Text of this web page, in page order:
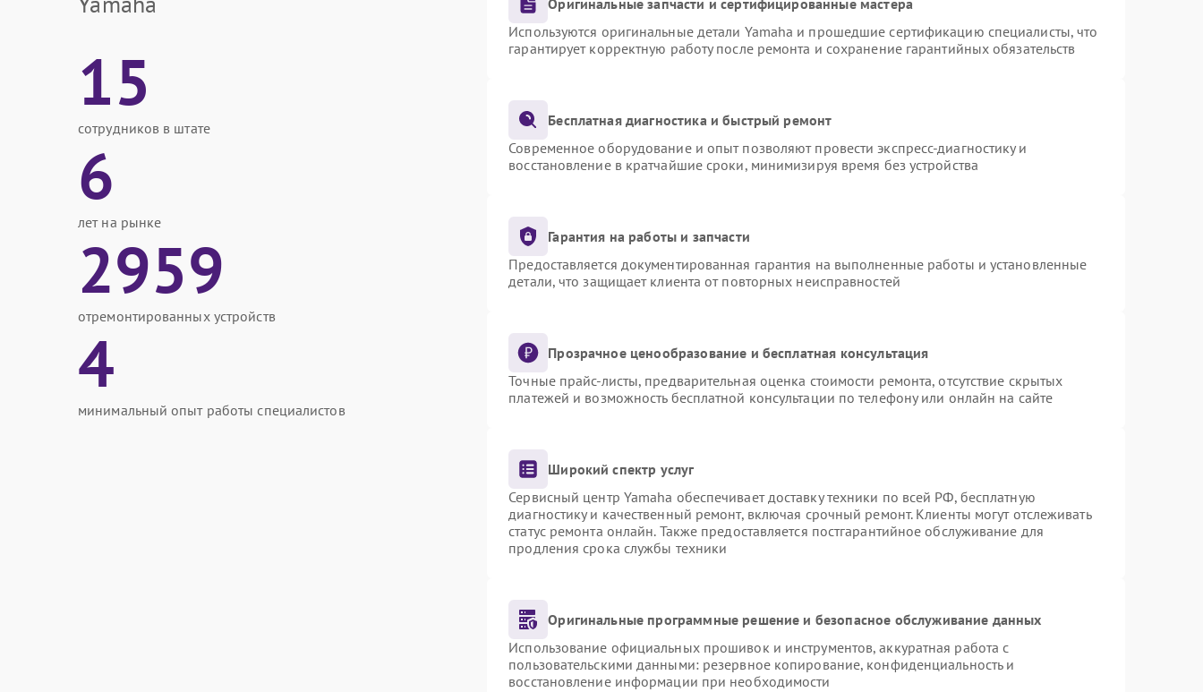
15
сотрудников в штате
6
лет на рынке
2959
отремонтированных устройств
4
минимальный опыт работы специалистов
Используются оригинальные детали Yamaha и прошедшие сертификацию специалисты, что
гарантирует корректную работу после ремонта и сохранение гарантийных обязательств
Бесплатная диагностика и быстрый ремонт
Современное оборудование и опыт позволяют провести экспресс-диагностику и
восстановление в кратчайшие сроки, минимизируя время без устройства
Гарантия на работы и запчасти
Предоставляется документированная гарантия на выполненные работы и установленные
детали, что защищает клиента от повторных неисправностей
Прозрачное ценообразование и бесплатная консультация
Точные прайс-листы, предварительная оценка стоимости ремонта, отсутствие скрытых
платежей и возможность бесплатной консультации по телефону или онлайн на сайте
Широкий спектр услуг
Сервисный центр Yamaha обеспечивает доставку техники по всей РФ, бесплатную
диагностику и качественный ремонт, включая срочный ремонт. Клиенты могут отслеживать
статус ремонта онлайн. Также предоставляется постгарантийное обслуживание для
продления срока службы техники
Оригинальные программные решение и безопасное обслуживание данных
Использование официальных прошивок и инструментов, аккуратная работа с
пользовательскими данными: резервное копирование, конфиденциальность и
восстановление информации при необходимости